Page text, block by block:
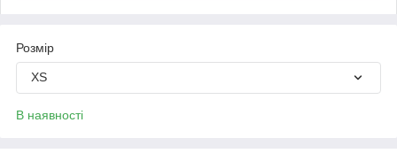
Розмір
XS
В наявності